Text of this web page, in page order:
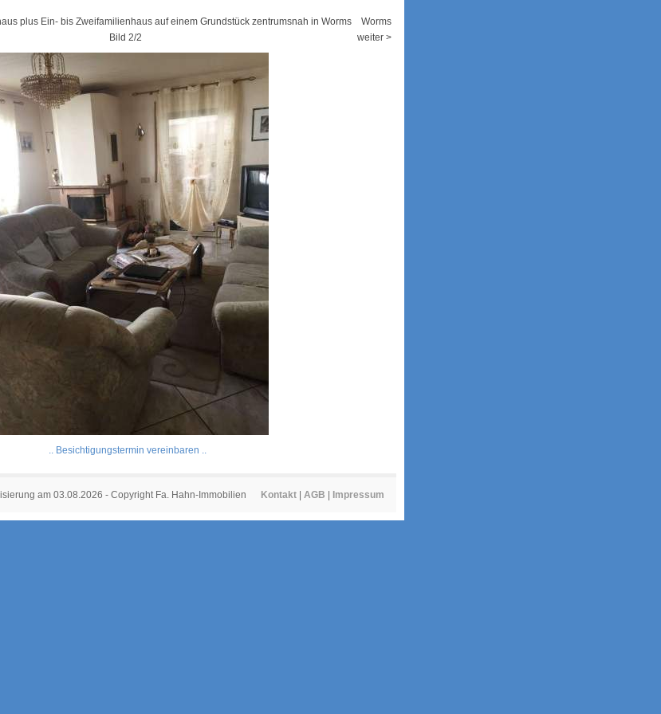
plus Ein- bis Zweifamilienhaus auf einem Grundstück zentrumsnah in Worms Worms
Bild 2/2 weiter >
.. Besichtigungstermin vereinbaren ..
am 03.08.2026 - Copyright Fa. Hahn-Immobilien Kontakt AGB Impressum